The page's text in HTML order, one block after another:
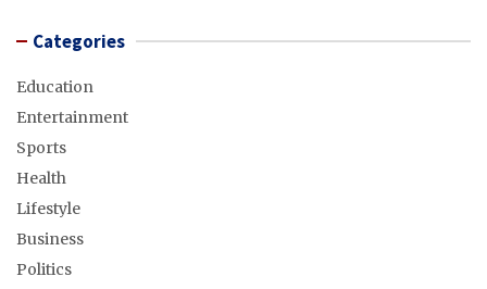
Categories
Education
Entertainment
Sports
Health
Lifestyle
Business
Politics